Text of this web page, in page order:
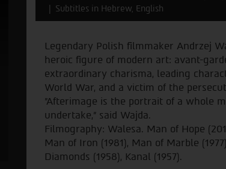
Subtitles in Hebrew, English
Legendary Polish filmmaker Andrzej
heroic figure of modern art: avant-
extraordinary charisma, leading
World War, and a victim of the
"Afterimage is the portrait of a whole
undertake,” said Wajda.
Filmography: Walesa. Man of Hope
Man of Iron (1981), Man of Marble
Diamonds (1958), Kanal (1957).